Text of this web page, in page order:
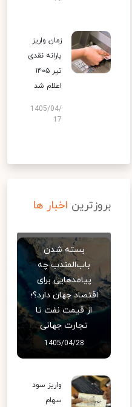
زمان واریز
یارانه نقدی
تیر ۱۴۰۵
اعلام شد
1405/04/
17
بروزترین اخبار ها
بسته شدن
باب‌المندب چه
پیامدهایی برای
اقتصاد جهان دارد؟؛
از قیمت نفت تا
تجارت جهانی
1405/04/28
واریز سود
سهام